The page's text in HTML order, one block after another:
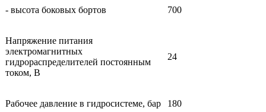
- высота боковых бортов
700
Напряжение питания
электромагнитных
гидрораспределителей постоянным
током, В
24
Рабочее давление в гидросистеме, бар 180